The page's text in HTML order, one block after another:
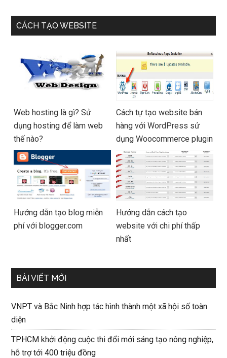
CÁCH TẠO WEBSITE
Web hosting là gì? Sử
dụng hosting để làm web
thế nào?
Cách tự tạo website bán
hàng với WordPress sử
dụng Woocommerce plugin
Hướng dẫn tạo blog miễn
phí với blogger.com
Hướng dẫn cách tạo
website với chi phí thấp
nhất
BÀI VIẾT MỚI
VNPT và Bắc Ninh hợp tác hình thành một xã hội số toàn
diện
TPHCM khởi động cuộc thi đổi mới sáng tạo nông nghiệp,
hỗ trợ tới 400 triệu đồng